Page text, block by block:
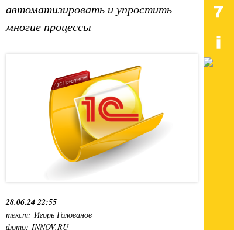
автоматизировать и упростить
многие процессы
28.06.24 22:55
текст: Игорь Голованов
фото: INNOV.RU